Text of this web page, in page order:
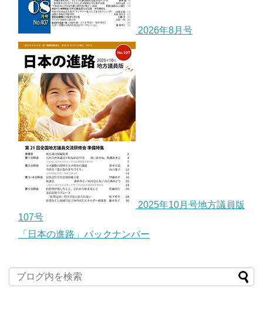
2026年8月号
2025年10月号地方議員版
107号
「日本の進路」バックナンバー